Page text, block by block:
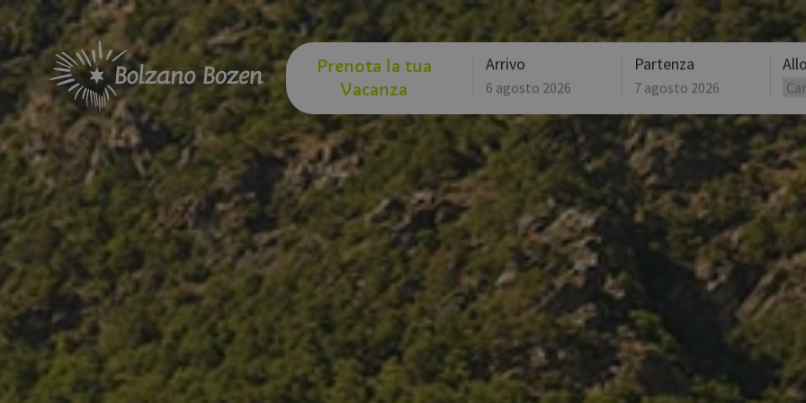
Prenota la tua
Vacanza
Arrivo
lun mar mer gio ven
27 28 29 30 31
3 4 6 7
10 11 12 13 14
17 18 19 20
24 25 27 28
31 1 2 4
Oggi
Partenza
lun mer
27 28 29
3 5
10 12
18 19
25 26
2